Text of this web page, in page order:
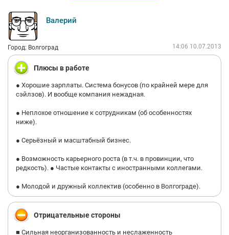
Валерий
Город: Волгоград 14:06 10.07.2013
Плюсы в работе
● Хорошие зарплаты. Система бонусов (по крайней мере для
сэйлзов). И вообще компания нежадная.
● Неплохое отношение к сотрудникам (об особенностях
ниже).
● Серьёзный и масштабный бизнес.
● Возможность карьерного роста (в т.ч. в провинции, что
редкость). ● Частые контакты с иностранными коллегами.
● Молодой и дружный коллектив (особенно в Волгограде).
Отрицательные стороны
■ Сильная неорганизованность и неслаженность